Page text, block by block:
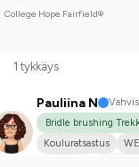
College Hope Fairfield®
1 tykkäys
Pauliina N
Bridle brushing
Kouluratsastus